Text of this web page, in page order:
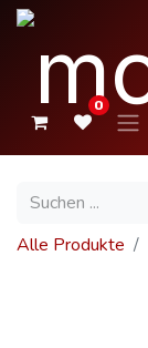
0
Alle Produkte